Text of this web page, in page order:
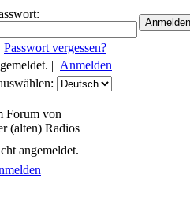
Passwort vergessen?
| Anmelden
Forum von
(alten) Radios
angemeldet.